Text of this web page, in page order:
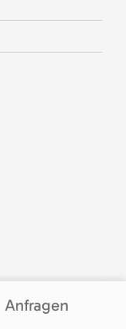
Anfragen